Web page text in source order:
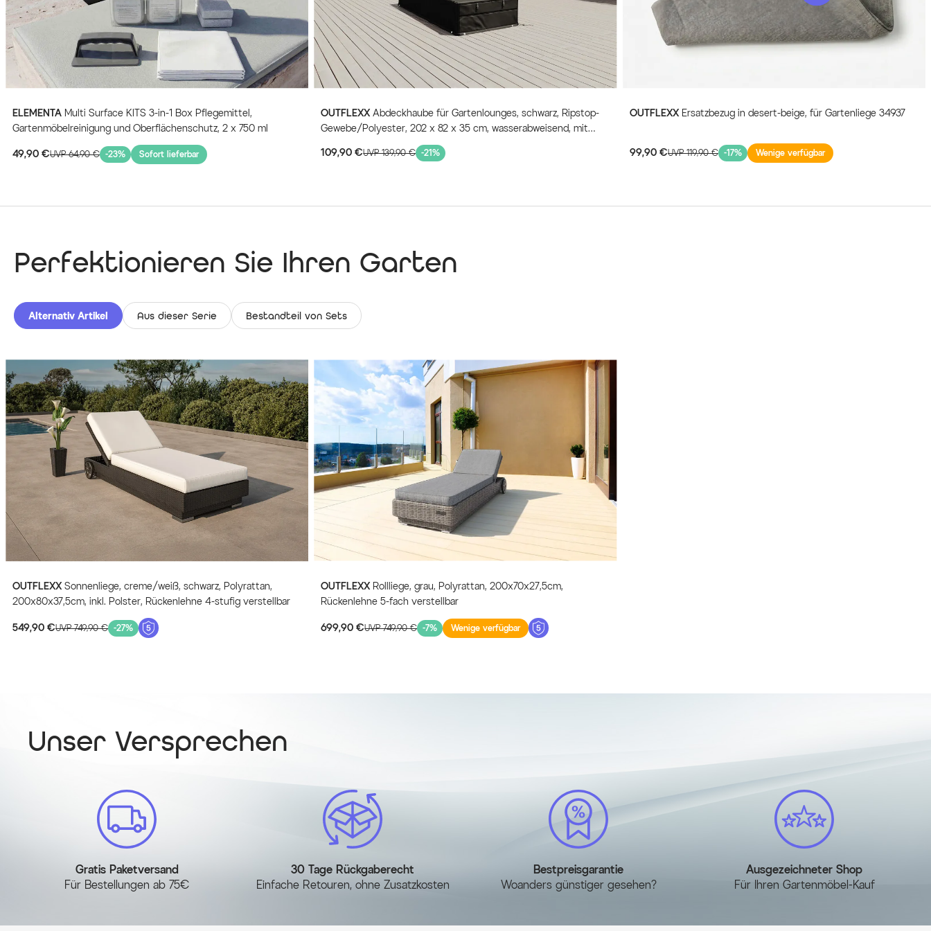
zudem hervorragend mit anderen Outdoor-Möbeln kombinieren und fügt sich stilvoll in
verschiedenste Gestaltungskonzepte ein.
Ob Sie nach einer gemütlichen Liege für den eigenen Garten, einen wetterfesten
Ruheplatz für den Balkon oder einem komfortablen Highlight für Ihre Wellnessoase suchen
– mit der OUTFLEXX Einzelliege Base treffen Sie die richtige Wahl. Sie verbindet
Sie sich Ihre wohlverdiente Auszeit und erleben Sie selbst, wie sich das Leben auf dieser
hochwertigen Polyrattan-Gartenliege anfühlt.
Wetterfestes Polyrattan mit abnehmbaren Kissen für mühelose
1x OUTFLEXX Einzelliege Base Gartenliege, Desert-Beige, Polyrattan/Alu, ca. 200 x 80
ELEMENTA
Gartenmöbelreinigung und Oberflächenschutz, 2 x 750 ml
49,90 €UVP 64,90 € -23% Sofort lieferbar
OUTFLEXX Abdeckhaube für Gartenlounges, schwarz, Ripstop-
Gewebe/Polyester, 202 x 82 x 35 cm, wasserabweisend, mit
Reißverschluss, UV-Schutz
109,90 €UVP 139,90 € -21%
OUTFLEXX Ersatzbezug in desert-beige, für Gartenliege 34937
99,90 €UVP 119,90 € -17% Wenige verfügbar
Perfektionieren Sie Ihren Garten
Alternativ Artikel Aus dieser Serie Bestandteil von Sets
OUTFLEXX
200x80x37,5cm, inkl. Polster, Rückenlehne 4-stufig verstellbar
549,90 €UVP 749,90 € -27%
OUTFLEXX
Rückenlehne 5-fach verstellbar
699,90 €UVP 749,90 € -7% Wenige verfügbar
Unser Versprechen
Gratis Paketversand
Für Bestellungen ab 75€
30 Tage Rückgaberecht
Einfache Retouren, ohne Zusatzkosten
Bestpreisgarantie
Woanders günstiger gesehen?
Ausgezeichneter Shop
Für Ihren Gartenmöbel-Kauf